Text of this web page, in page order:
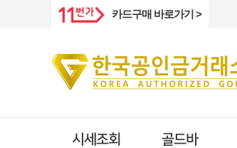
카드구매 바로가기 >
시세조회 골드바